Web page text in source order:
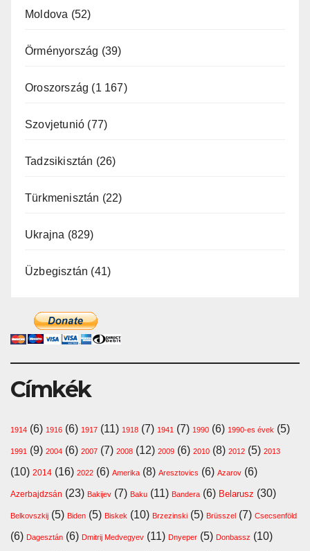
Moldova (52)
Örményország (39)
Oroszország (1 167)
Szovjetunió (77)
Tadzsikisztán (26)
Türkmenisztán (22)
Ukrajna (829)
Üzbegisztán (41)
Címkék
1914 (6) 1916 (6) 1917 (11) 1918 (7) 1941 (7) 1990 (6) 1990-es évek (5)
1991 (9) 2004 (6) 2007 (7) 2008 (12) 2009 (6) 2010 (8) 2012 (5) 2013
(10) 2014 (16) 2022 (6) Amerika (8) Aresztovics (6) Azarov (6)
Azerbajdzsán (23) Bakijev (7) Baku (11) Bandera (6) Belarusz (30)
Belkovszkij (5) Biden (5) Biskek (10) Brzezinski (5) Brüsszel (7) Csecsenföld
(6) Dagesztán (6) Dmitrij Medvegyev (11) Dnyeper (5) Donbassz (10)